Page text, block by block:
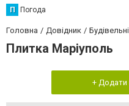
П Погода
Головна Довідник
Плитка Маріуполь
+ Додати